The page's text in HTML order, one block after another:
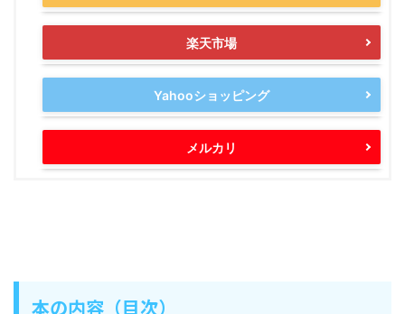
楽天市場
Yahooショッピング
メルカリ
本の内容（目次）